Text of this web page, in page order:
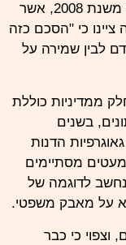
כי מדובר בהמשך ישיר להסכם ההיסטורי משנת 2008, אשר
כי "הסכם כזה
לבין שמירה על
ממדיניות כוללת
בשנים
הדנות
מסתיימים
לדוגמה של
על מאבק משפטי.
וצפוי כי כבר